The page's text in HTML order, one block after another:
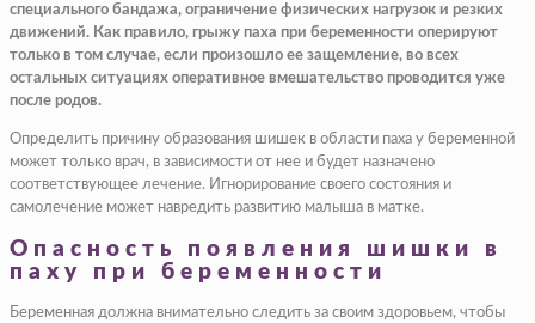
специального бандажа, ограничение физических нагрузок и резких
движений. Как правило, грыжу паха при беременности оперируют
только в том случае, если произошло ее защемление, во всех
остальных ситуациях оперативное вмешательство проводится уже
после родов.
Определить причину образования шишек в области паха у беременной
может только врач, в зависимости от нее и будет назначено
соответствующее лечение. Игнорирование своего состояния и
самолечение может навредить развитию малыша в матке.
Опасность появления шишки в
паху при беременности
Беременная должна внимательно следить за своим здоровьем, чтобы